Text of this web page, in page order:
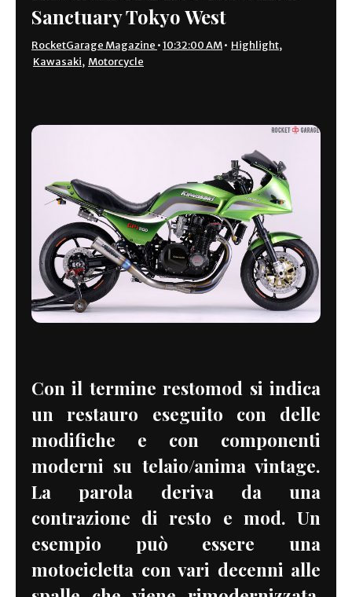
Sanctuary Tokyo West
RocketGarage Magazine •10:32:00 AM• Highlight,
Kawasaki, Motorcycle
Con il termine restomod si indica
un restauro eseguito con delle
modifiche e con componenti
moderni su telaio/anima vintage.
La parola deriva da una
contrazione di resto e mod. Un
esempio può essere una
motocicletta con vari decenni alle